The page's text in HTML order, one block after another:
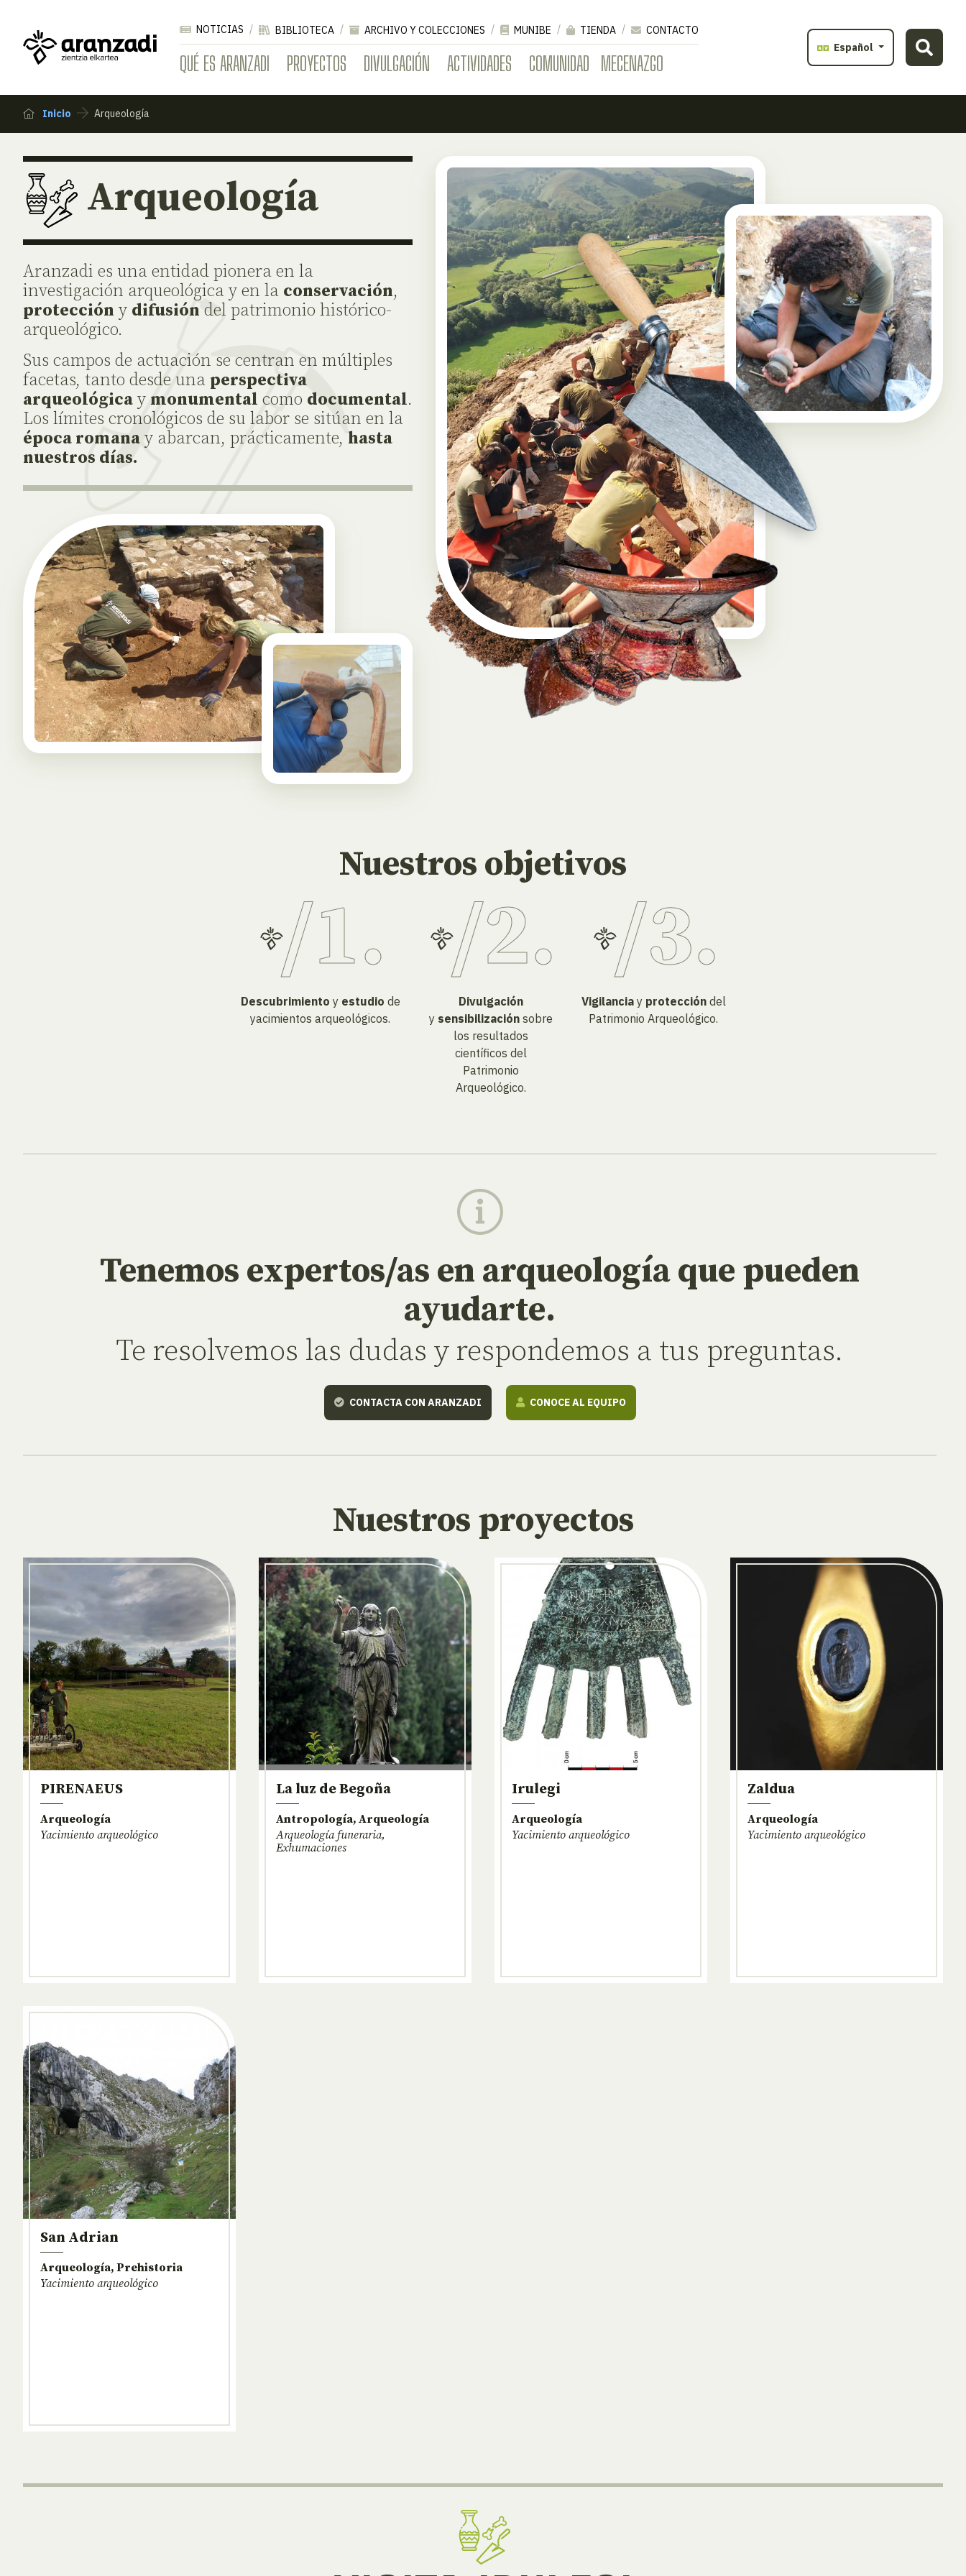
QUÉ ES ARANZADI PROYECTOS DIVULGACIÓN ACTIVIDADES COMUNIDAD MECENAZGO
NOTICIAS BIBLIOTECA ARCHIVO Y COLECCIONES MUNIBE TIENDA
CONTACTO
Español
Inicio Arqueología
Arqueología
Aranzadi es una entidad pionera en la
investigación arqueológica y en la conservación,
protección y difusión del patrimonio histórico-
arqueológico.
Sus campos de actuación se centran en múltiples
facetas, tanto desde una perspectiva
arqueológica y monumental como documental.
Los límites cronológicos de su labor se sitúan en la
época romanay abarcan, prácticamente, hasta
nuestros días.
Nuestros objetivos
Descubrimiento y estudio de
yacimientos arqueológicos.
Divulgación
y sensibilizaciónsobre
los resultados
científicos del
Patrimonio
Arqueológico.
Vigilanciay proteccióndel
Patrimonio Arqueológico.
Tenemos expertos/as en arqueología que pueden
ayudarte.
Te resolvemos las dudas y respondemos a tus preguntas.
CONTACTA CON ARANZADI CONOCE AL EQUIPO
Nuestros proyectos
PIRENAEUS
Arqueología
Yacimiento arqueológico
La luz de Begoña
Antropología, Arqueología
Arqueología funeraria,
Exhumaciones
Irulegi
Arqueología
Yacimiento arqueológico
Zaldua
Arqueología
Yacimiento arqueológico
San Adrian
Arqueología, Prehistoria
Yacimiento arqueológico